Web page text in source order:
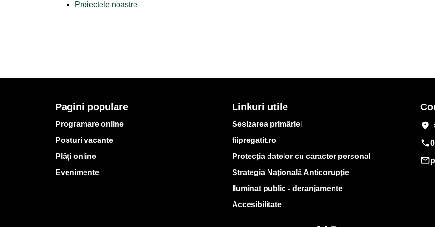
Proiectele noastre
Pagini populare
Programare online
Posturi vacante
Plăți online
Evenimente
Linkuri utile
Sesizarea primăriei
fiipregatit.ro
Protecția datelor cu caracter personal
Strategia Națională Anticorupție
Iluminat public - deranjamente
Accesibilitate
place
phone
mail_outline